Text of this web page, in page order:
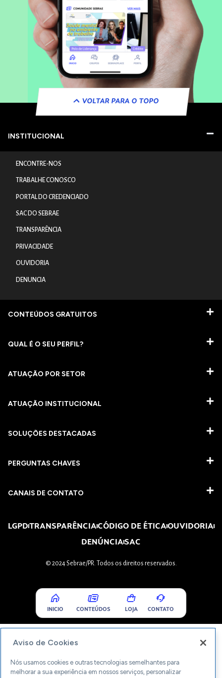
VOLTAR PARA O TOPO
INSTITUCIONAL
ENCONTRE-NOS
TRABALHE CONOSCO
PORTAL DO CREDENCIADO
SAC DO SEBRAE
TRANSPARÊNCIA
PRIVACIDADE
OUVIDORIA
DENUNCIA
CONTEÚDOS GRATUITOS
QUAL É O SEU PERFIL?
ATUAÇÃO POR SETOR
ATUAÇÃO INSTITUCIONAL
SOLUÇÕES DESTACADAS
PERGUNTAS CHAVES​
CANAIS DE CONTATO
LGPDTRANSPARÊNCIACÓDIGO DE ÉTICAOUVIDORIA
DENÚNCIASAC
© 2024 Sebrae/PR. Todos os direitos reservados.
INICIO CONTEÚDOS LOJA CONTATO
Aviso de Cookies
Nós usamos cookies e outras tecnologias semelhantes para
melhorar a sua experiência em nossos serviços, personalizar